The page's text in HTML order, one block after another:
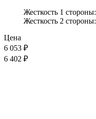
Жесткость 1 стороны:
Жесткость 2 стороны:
Цена
6 053 ₽
6 402 ₽